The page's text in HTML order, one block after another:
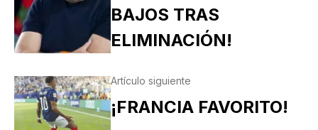
BAJOS TRAS
ELIMINACIÓN!
Artículo siguiente
¡FRANCIA FAVORITO!